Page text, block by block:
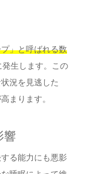
」と呼ばれる数
生します。この
況を見逃した
まります。
響
る能力にも悪影